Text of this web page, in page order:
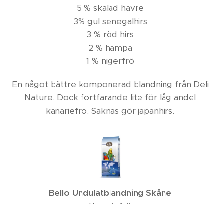
5 % skalad havre
3% gul senegalhirs
3 % röd hirs
2 % hampa
1 % nigerfrö
En något bättre komponerad blandning från Deli
Nature. Dock fortfarande lite för låg andel
kanariefrö. Saknas gör japanhirs.
Bello Undulatblandning Skåne